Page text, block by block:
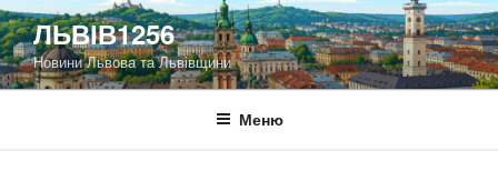
Перейти
до
вмісту
ЛЬВІВ1256
Новини Львова та Львівщини
Меню